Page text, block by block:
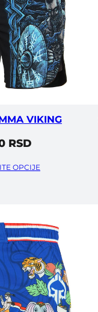
VIKING
RSD
OPCIJE